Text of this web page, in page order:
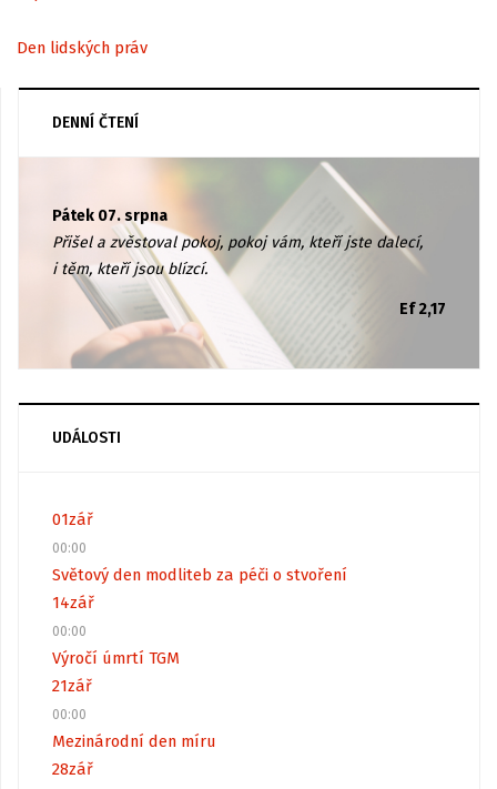
Den lidských práv
DENNÍ ČTENÍ
Pátek 07. srpna
Přišel a zvěstoval pokoj, pokoj vám, kteří jste dalecí,
i těm, kteří jsou blízcí.
Ef 2,17
UDÁLOSTI
01zář
00:00
Světový den modliteb za péči o stvoření
14zář
00:00
Výročí úmrtí TGM
21zář
00:00
Mezinárodní den míru
28zář